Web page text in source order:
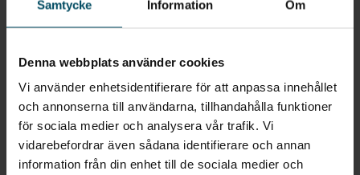
Samtycke Information Om
Denna webbplats använder cookies
Vi använder enhetsidentifierare för att anpassa innehållet
och annonserna till användarna, tillhandahålla funktioner
för sociala medier och analysera vår trafik. Vi
vidarebefordrar även sådana identifierare och annan
information från din enhet till de sociala medier och
Max dragvikt obromsat
1100 kg
Döda-vinkelvarnare
Parkeringssensorer fram & bak
Motorvärmare el
Sök liknande fordon